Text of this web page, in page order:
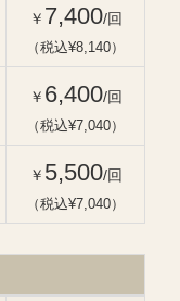
￥ 7,400/回
（税込¥8,140）
￥ 6,400/回
（税込¥7,040）
￥ 5,500/回
（税込¥7,040）